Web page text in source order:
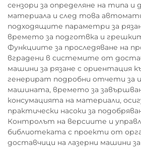
сензори за определяне на типа и
материала и след това
подходящите параметри за
времето за подготвка и
Функциите за проследяване на
вградени в системите от
машини за рязане с ориентация
генерират подробни отчети за
машината, времето за
консумацията на материали,
практически насоки за
Контролът на версиите и
библиотеката с проекти от
доставчици на лазерни машини за